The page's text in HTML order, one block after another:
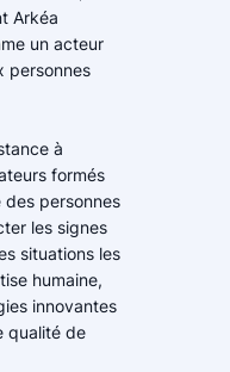
Arkéa
un acteur
personnes
à
formés
personnes
les signes
situations les
humaine,
innovantes
qualité de